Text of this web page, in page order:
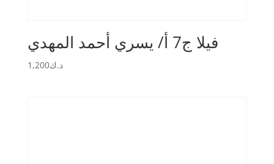
فيلا ج7 أ/ يسري أحمد المهدي
د.ك1,200